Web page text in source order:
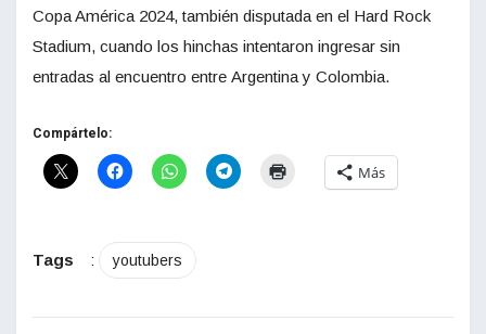
Copa América 2024, también disputada en el Hard Rock
Stadium, cuando los hinchas intentaron ingresar sin
entradas al encuentro entre Argentina y Colombia.
Compártelo:
Más
Tags : youtubers